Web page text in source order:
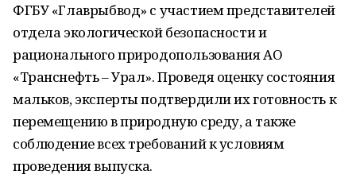
ФГБУ «Главрыбвод» с участием представителей
отдела экологической безопасности и
рационального природопользования АО
«Транснефть – Урал». Проведя оценку состояния
мальков, эксперты подтвердили их готовность к
перемещению в природную среду, а также
соблюдение всех требований к условиям
проведения выпуска.